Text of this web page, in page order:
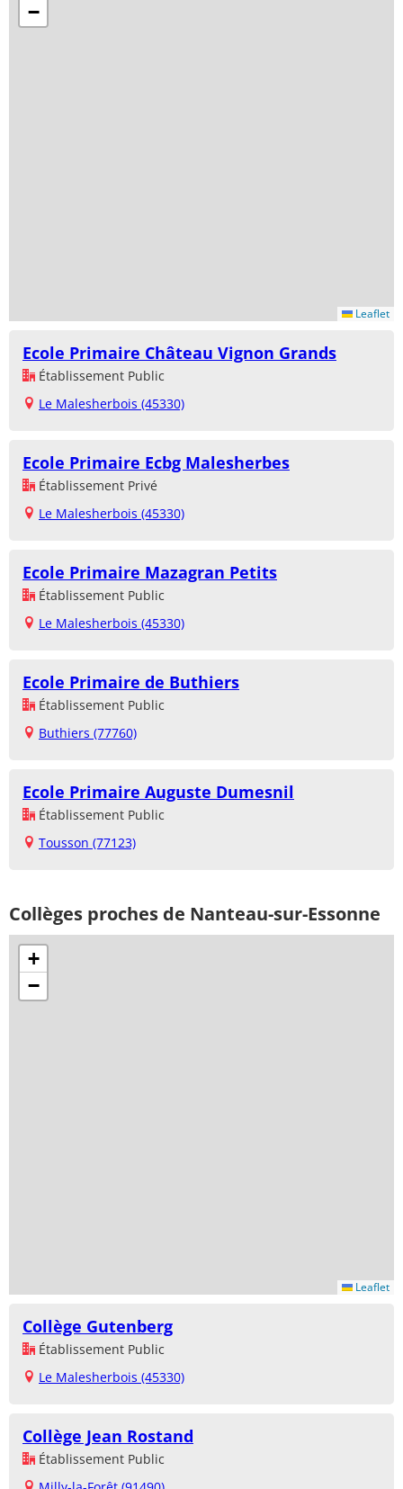
−
Leaflet
Ecole Primaire Château Vignon Grands
Établissement Public
Le Malesherbois (45330)
Ecole Primaire Ecbg Malesherbes
Établissement Privé
Le Malesherbois (45330)
Ecole Primaire Mazagran Petits
Établissement Public
Le Malesherbois (45330)
Ecole Primaire de Buthiers
Établissement Public
Buthiers (77760)
Ecole Primaire Auguste Dumesnil
Établissement Public
Tousson (77123)
Collèges proches de Nanteau-sur-Essonne
+
−
Leaflet
Collège Gutenberg
Établissement Public
Le Malesherbois (45330)
Collège Jean Rostand
Établissement Public